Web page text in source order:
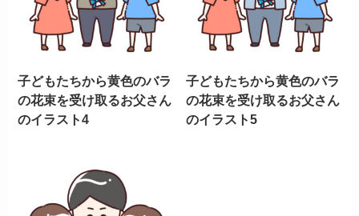
子どもたちから黄色のバラ
の花束を受け取るお父さん
のイラスト4
子どもたちから黄色のバラ
の花束を受け取るお父さん
のイラスト5